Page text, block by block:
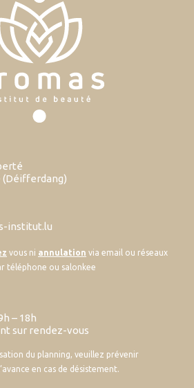
(Déifferdang)
institut.lu
vous ni annulation via email ou réseaux
téléphone ou salonkee
– 18h
sur rendez-vous
du planning, veuillez prévenir
en cas de désistement.